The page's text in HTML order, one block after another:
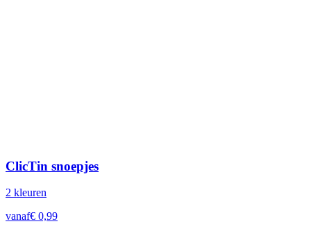
ClicTin snoepjes
2 kleuren
vanaf€ 0,99